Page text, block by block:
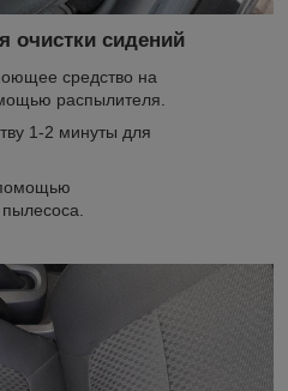
очистки сидений
средство на
распылителя.
1-2 минуты для